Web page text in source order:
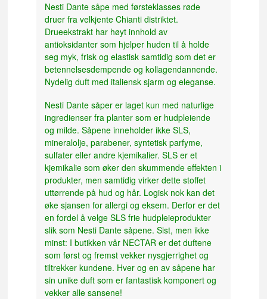
Nesti Dante såpe med førsteklasses røde
druer fra velkjente Chianti distriktet.
Drueekstrakt har høyt innhold av
antioksidanter som hjelper huden til å holde
seg myk, frisk og elastisk samtidig som det er
betennelsesdempende og kollagendannende.
Nydelig duft med italiensk sjarm og eleganse.
Nesti Dante såper er laget kun med naturlige
ingredienser fra planter som er hudpleiende
og milde. Såpene inneholder ikke SLS,
mineralolje, parabener, syntetisk parfyme,
sulfater eller andre kjemikalier. SLS er et
kjemikalie som øker den skummende effekten i
produkter, men samtidig virker dette stoffet
uttørrende på hud og hår. Logisk nok kan det
øke sjansen for allergi og eksem. Derfor er det
en fordel å velge SLS frie hudpleieprodukter
slik som Nesti Dante såpene. Sist, men ikke
minst: I butikken vår NECTAR er det duftene
som først og fremst vekker nysgjerrighet og
tiltrekker kundene. Hver og en av såpene har
sin unike duft som er fantastisk komponert og
vekker alle sansene!